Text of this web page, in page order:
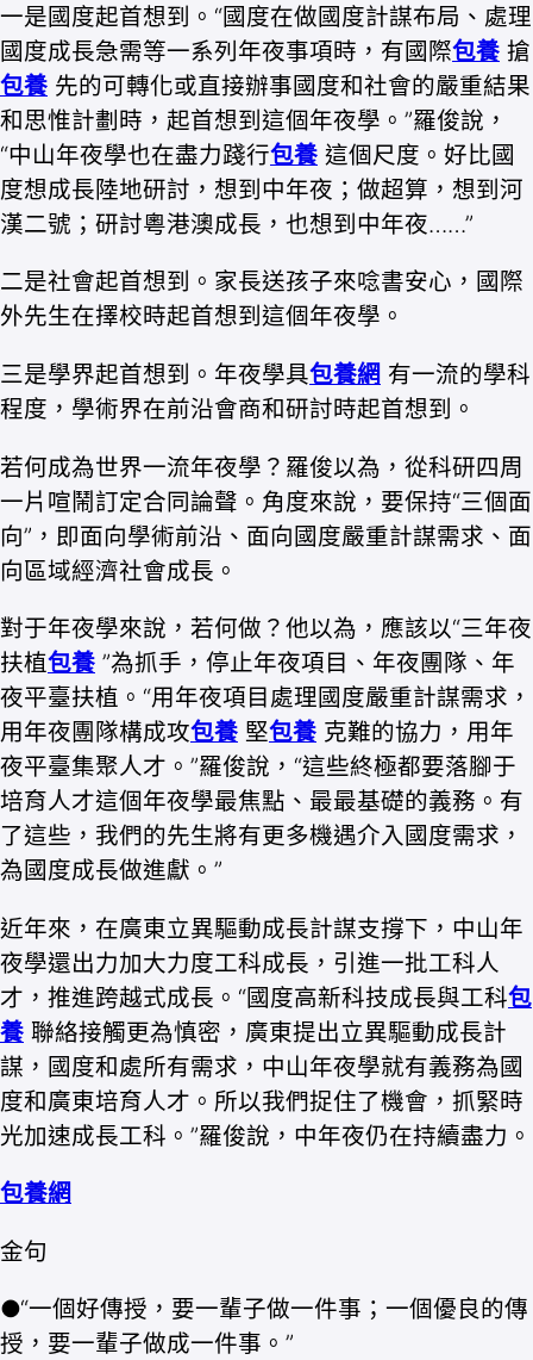
一是國度起首想到。“國度在做國度計謀布局、處理
國度成長急需等一系列年夜事項時，有國際包養 搶
包養 先的可轉化或直接辦事國度和社會的嚴重結果
和思惟計劃時，起首想到這個年夜學。”羅俊說，
“中山年夜學也在盡力踐行包養 這個尺度。好比國
度想成長陸地研討，想到中年夜；做超算，想到河
漢二號；研討粵港澳成長，也想到中年夜……”
二是社會起首想到。家長送孩子來唸書安心，國際
外先生在擇校時起首想到這個年夜學。
三是學界起首想到。年夜學具包養網 有一流的學科
程度，學術界在前沿會商和研討時起首想到。
若何成為世界一流年夜學？羅俊以為，從科研四周
一片喧鬧訂定合同論聲。角度來說，要保持“三個面
向”，即面向學術前沿、面向國度嚴重計謀需求、面
向區域經濟社會成長。
對于年夜學來說，若何做？他以為，應該以“三年夜
扶植包養 ”為抓手，停止年夜項目、年夜團隊、年
夜平臺扶植。“用年夜項目處理國度嚴重計謀需求，
用年夜團隊構成攻包養 堅包養 克難的協力，用年
夜平臺集聚人才。”羅俊說，“這些終極都要落腳于
培育人才這個年夜學最焦點、最最基礎的義務。有
了這些，我們的先生將有更多機遇介入國度需求，
為國度成長做進獻。”
近年來，在廣東立異驅動成長計謀支撐下，中山年
夜學還出力加大力度工科成長，引進一批工科人
才，推進跨越式成長。“國度高新科技成長與工科包
養 聯絡接觸更為慎密，廣東提出立異驅動成長計
謀，國度和處所有需求，中山年夜學就有義務為國
度和廣東培育人才。所以我們捉住了機會，抓緊時
光加速成長工科。”羅俊說，中年夜仍在持續盡力。
包養網
金句
●“一個好傳授，要一輩子做一件事；一個優良的傳
授，要一輩子做成一件事。”